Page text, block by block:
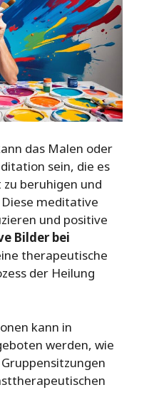
das Malen oder
sein, die es
beruhigen und
meditative
und positive
Bilder bei
therapeutische
der Heilung
kann in
werden, wie